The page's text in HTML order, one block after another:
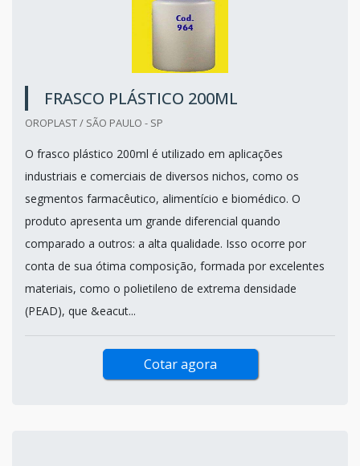
FRASCO PLÁSTICO 200ML
OROPLAST / SÃO PAULO - SP
O frasco plástico 200ml é utilizado em aplicações
industriais e comerciais de diversos nichos, como os
segmentos farmacêutico, alimentício e biomédico. O
produto apresenta um grande diferencial quando
comparado a outros: a alta qualidade. Isso ocorre por
conta de sua ótima composição, formada por excelentes
materiais, como o polietileno de extrema densidade
(PEAD), que &eacut...
Cotar agora